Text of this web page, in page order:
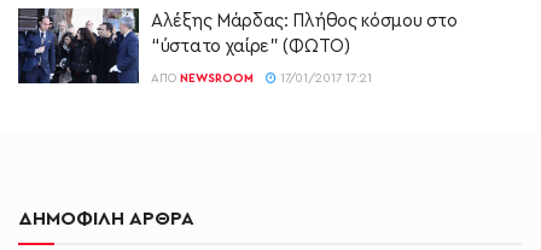
Αλέξης Μάρδας: Πλήθος κόσμου στο
“ύστατο χαίρε” (ΦΩΤΟ)
ΑΠΌ NEWSROOM 17/01/2017 17:21
ΔΗΜΟΦΙΛΗ ΑΡΘΡΑ